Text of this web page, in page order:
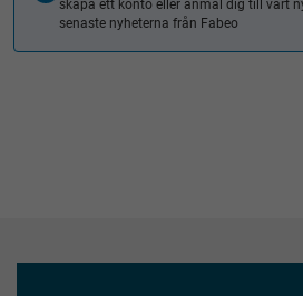
skapa ett konto eller anmäl dig till vårt
senaste nyheterna från Fabeo